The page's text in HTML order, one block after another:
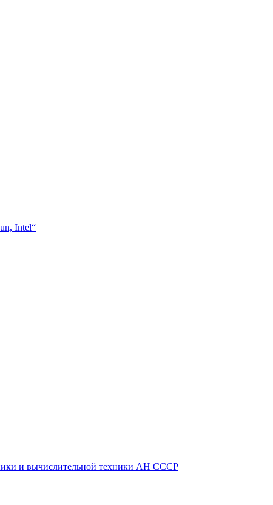
Intel“
и вычислительной техники АН СССР